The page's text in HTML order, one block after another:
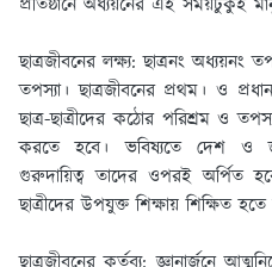
প্রতিষ্ঠানে অধ্যয়নের এই সময়টুকুই
ছাত্রজীবনের লক্ষ্য: ছাত্ৰনং অধ্যয়নং
তপস্যা। ছাত্রজীবনের প্রথম। ও
ছাত্র-ছাত্রীদের কঠোর পরিশ্রম ও
করতে হবে। ভবিষ্যতে দেশ ও
গুরুদায়িত্ব তাদের ওপরই অর্পিত
ছাত্রীদের উপযুক্ত শিক্ষায় শিক্ষিত